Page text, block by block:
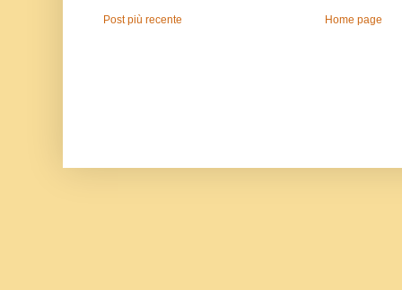
Post più recente Home page